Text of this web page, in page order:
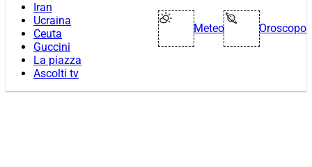
Iran
Ucraina
Ceuta
Guccini
La piazza
Ascolti tv
Meteo Oroscopo